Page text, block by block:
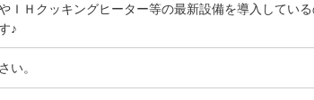
Ｈクッキングヒーター等の最新設備を導入している
♪
い。